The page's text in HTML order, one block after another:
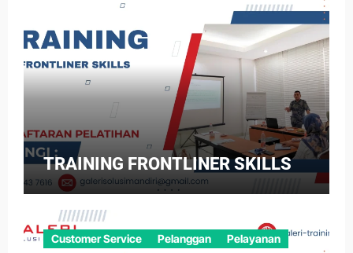
TRAINING FRONTLINER SKILLS
Customer Service Pelanggan Pelayanan